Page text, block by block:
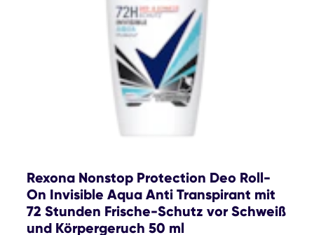
Rexona Nonstop Protection Deo Roll-
On Invisible Aqua Anti Transpirant mit
72 Stunden Frische-Schutz vor Schweiß
und Körpergeruch 50 ml